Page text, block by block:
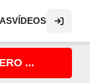
VÍDEOS
...